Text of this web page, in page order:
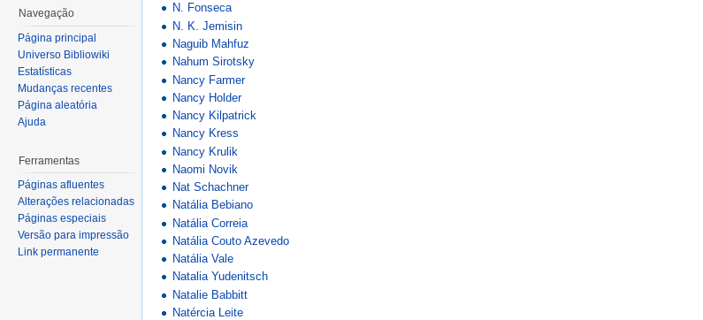
N. Fonseca
N. K. Jemisin
Naguib Mahfuz
Nahum Sirotsky
Nancy Farmer
Nancy Holder
Nancy Kilpatrick
Nancy Kress
Nancy Krulik
Naomi Novik
Nat Schachner
Natália Bebiano
Natália Correia
Natália Couto Azevedo
Natália Vale
Natalia Yudenitsch
Natalie Babbitt
Natércia Leite
Navegação
Página principal
Universo Bibliowiki
Estatísticas
Mudanças recentes
Página aleatória
Ajuda
Ferramentas
Páginas afluentes
Alterações relacionadas
Páginas especiais
Versão para impressão
Link permanente